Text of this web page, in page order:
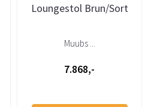
Loungestol Brun/Sort
Muubs ...
7.868,-